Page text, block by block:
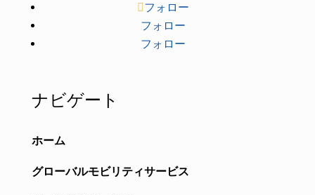
フォロー
フォロー
フォロー
ナビゲート
ホーム
グローバルモビリティサービス